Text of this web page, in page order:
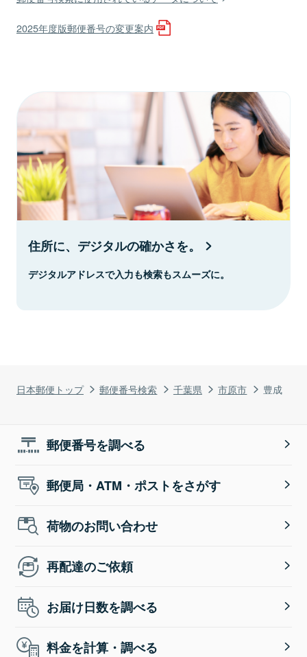
日本郵便トップ 郵便番号検索 千葉県 市原市 豊成
2025年度版郵便番号の変更案内
住所に、デジタルの確かさを。
デジタルアドレスで入力も検索もスムーズに。
郵便番号を調べる
郵便局・ATM・ポストをさがす
荷物のお問い合わせ
再配達のご依頼
お届け日数を調べる
料金を計算・調べる